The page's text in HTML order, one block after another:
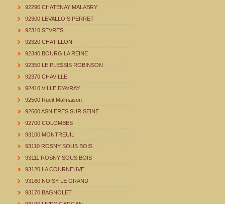
92290 CHATENAY MALABRY
92300 LEVALLOIS PERRET
92310 SEVRES
92320 CHATILLON
92340 BOURG LA REINE
92350 LE PLESSIS ROBINSON
92370 CHAVILLE
92410 VILLE D'AVRAY
92500 Rueil-Malmaison
92600 ASNIERES SUR SEINE
92700 COLOMBES
93100 MONTREUIL
93110 ROSNY SOUS BOIS
93111 ROSNY SOUS BOIS
93120 LA COURNEUVE
93160 NOISY LE GRAND
93170 BAGNOLET